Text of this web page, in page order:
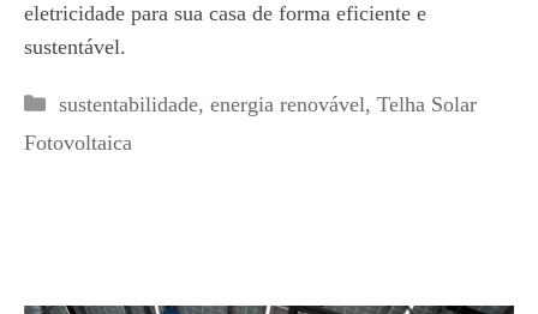
eletricidade para sua casa de forma eficiente e
sustentável.
Categorias
sustentabilidade, energia renovável, Telha Solar
Fotovoltaica